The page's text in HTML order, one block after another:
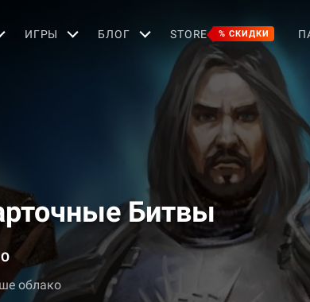
ИГРЫ БЛОГ STORE % СКИДКИ
Битвы
облако